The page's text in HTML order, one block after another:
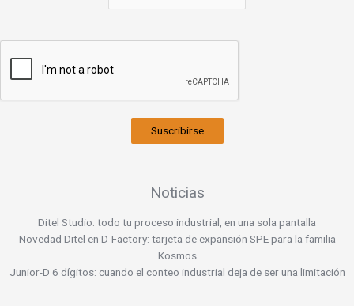
Suscribirse
Noticias
Ditel Studio: todo tu proceso industrial, en una sola pantalla
Novedad Ditel en D-Factory: tarjeta de expansión SPE para la familia
Kosmos
Junior-D 6 dígitos: cuando el conteo industrial deja de ser una limitación